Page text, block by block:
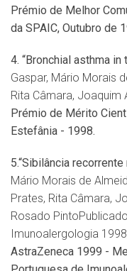
Prémio de Melhor
da SPAIC, Outubro de
4. “Bronchial asthma
Gaspar, Mário Morais
Rita Câmara, Joaquim
Prémio de Mérito Cient
Estefânia - 1998.
5.“Sibilância recorrente
Mário Morais de
Prates, Rita Câmara,
Rosado
Imunoalergologia
AstraZeneca 1999 -